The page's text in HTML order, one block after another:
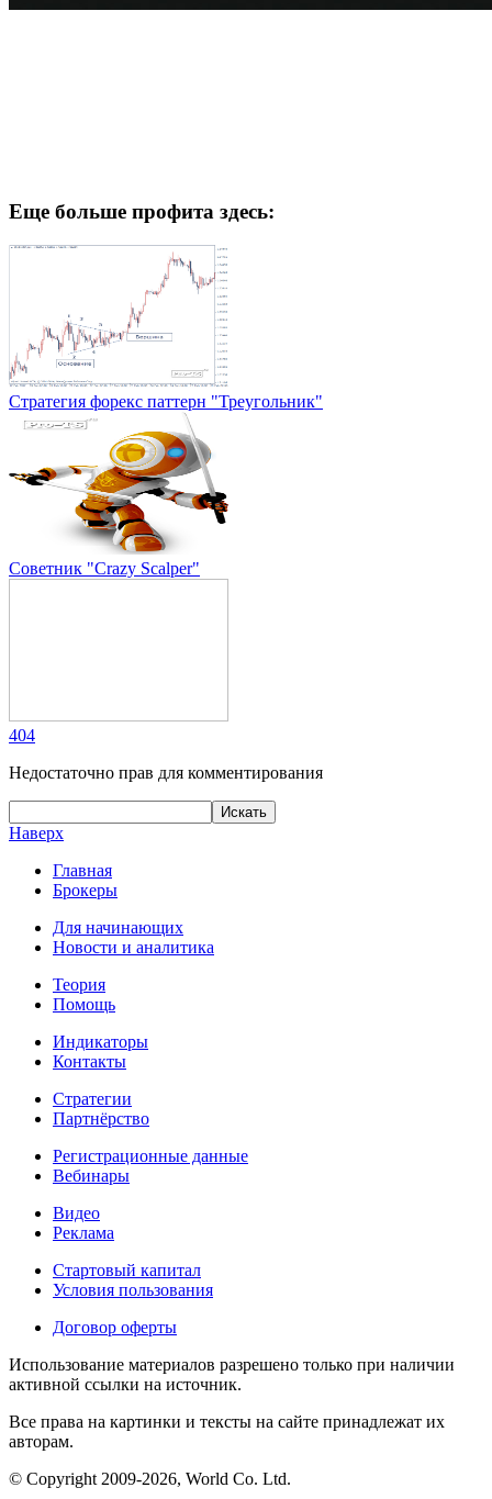
Еще больше профита здесь:
Стратегия форекс паттерн "Треугольник"
Советник "Crazy Scalper"
404
Недостаточно прав для комментирования
Наверх
Главная
Брокеры
Для начинающих
Новости и аналитика
Теория
Помощь
Индикаторы
Контакты
Стратегии
Партнёрство
Регистрационные данные
Вебинары
Видео
Реклама
Стартовый капитал
Условия пользования
Договор оферты
Использование материалов разрешено только при наличии
активной ссылки на источник.
Все права на картинки и тексты на сайте принадлежат их
авторам.
© Copyright 2009-2026, World Co. Ltd.